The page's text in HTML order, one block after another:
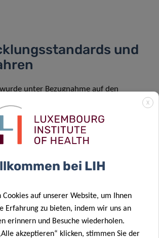
und
unter Bezugnahme auf den
pratiques sur les applications et les
en sante“ von 2016 (HAS, Frankreich)
wird die Anwendung von
und Testnutzern getestet, um
und
X
bei LIH
auf unserer Website, um Ihnen
Erfahrung zu bieten, indem wir uns an
erinnern und Besuche wiederholen.
akzeptieren“ klicken, stimmen Sie der